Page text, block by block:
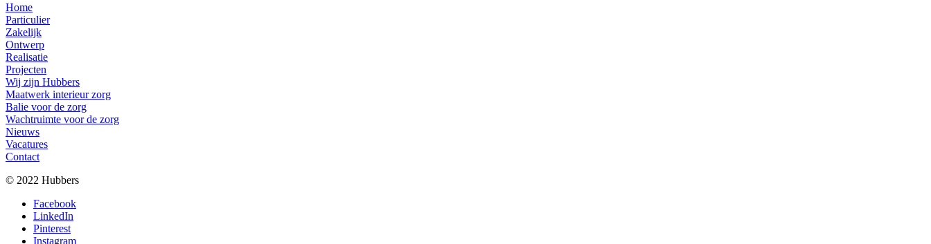
Home
Particulier
Zakelijk
Ontwerp
Realisatie
Projecten
Wij zijn Hubbers
Maatwerk interieur zorg
Balie voor de zorg
Wachtruimte voor de zorg
Nieuws
Vacatures
Contact
© 2022 Hubbers
Facebook
LinkedIn
Pinterest
Instagram